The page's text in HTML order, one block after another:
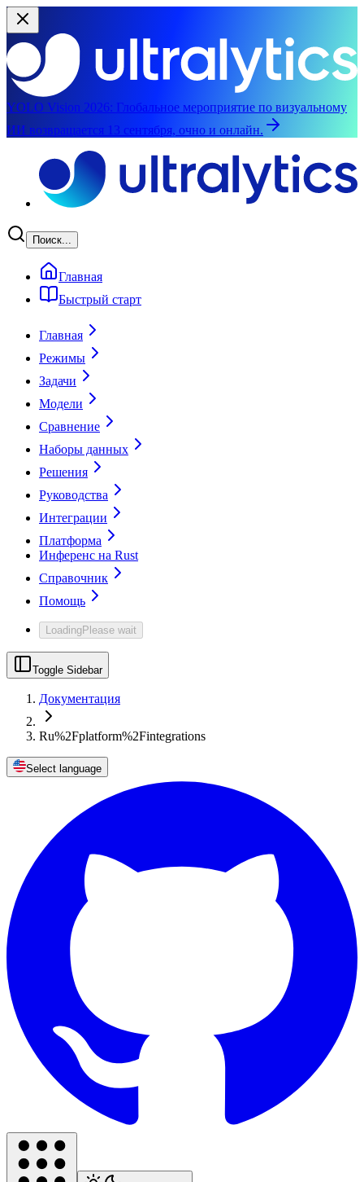
YOLO Vision 2026: Глобальное мероприятие по визуальному
ИИ возвращается 13 сентября, очно и онлайн.
Поиск...
Главная
Быстрый старт
Главная
Режимы
Задачи
Модели
Сравнение
Наборы данных
Решения
Руководства
Интеграции
Платформа
Инференс на Rust
Справочник
Помощь
LoadingPlease wait
Toggle Sidebar
Документация
Ru%2Fplatform%2Fintegrations
Select language